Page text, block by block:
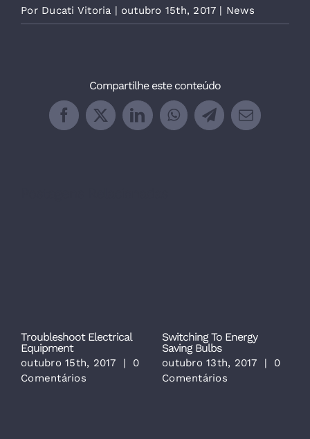
Por Ducati Vitoria | outubro 15th, 2017 | News
Compartilhe este conteúdo
Facebook
X LinkedInWhatsAppTelegram
E-
Troubleshoot Electrical
Equipment
outubro 15th, 2017 |
0
Comentários
Switching To Energy
Saving Bulbs
outubro 13th, 2017 |
0
Comentários